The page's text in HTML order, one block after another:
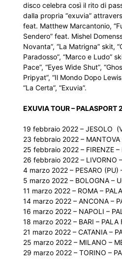
disco celebra così il rito di
dalla propria “exuvia”
feat. Matthew Marcantonio,
Sendero” feat. Mishel
Novanta”, “La Matrigna” skit,
Paradosso”, “Marco e Ludo”
Pace”, “Eyes Wide Shut”,
Pripyat”, “Il Mondo Dopo Lewis
“La Certa”, “Exuvia”.
EXUVIA TOUR – PALASPORT
19 febbraio 2022 – JESOLO
23 febbraio 2022 – MANTOVA
25 febbraio 2022 – FIRENZE
26 febbraio 2022 – LIVORNO
4 marzo 2022 – PESARO (PU)
5 marzo 2022 – BOLOGNA –
11 marzo 2022 – ROMA –
14 marzo 2022 – ANCONA –
16 marzo 2022 – NAPOLI –
18 marzo 2022 – BARI – PALA
21 marzo 2022 – CATANIA –
25 marzo 2022 – MILANO –
29 marzo 2022 – TORINO –